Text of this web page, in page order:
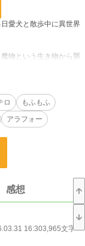
愛犬と散歩中に異世界
物という生き物から襲
ロ
もふもふ
アラフォー
感想
16:303,965文字